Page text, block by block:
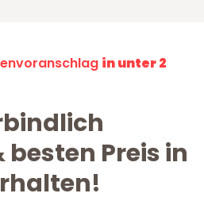
in unter 2
Preis in